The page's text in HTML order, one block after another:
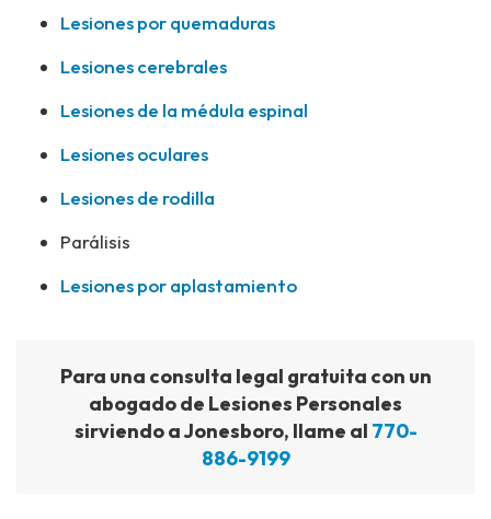
Lesiones por quemaduras
Lesiones cerebrales
Lesiones de la médula espinal
Lesiones oculares
Lesiones de rodilla
Parálisis
Lesiones por aplastamiento
Para una consulta legal gratuita con un
abogado de Lesiones Personales
sirviendo a Jonesboro, llame al 770-
886-9199